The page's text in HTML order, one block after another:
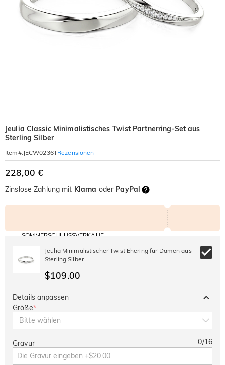
Jeulia Classic Minimalistisches Twist Partnerring-Set aus
Sterling Silber
Item#: JECW0236TRezensionen
228,00 €
Zinslose Zahlung mit Klarna oder PayPal
SOMMERSCHLUSSVERKAUF
10% RABATT
AUF ALLES
AUF DEN 2.
ARTIKEL
SUMMER
Kopieren
Jeulia Minimalistischer Twist Ehering für Damen aus
Sterling Silber
$109.00
Details anpassen
Größe*
Bitte wählen
Gravur 0/16